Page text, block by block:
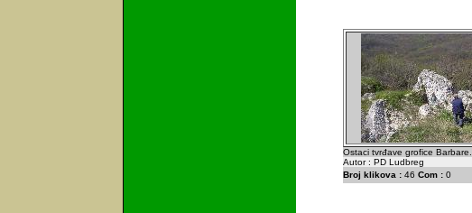
Ostaci tvrđave grofice Barbare...
Autor : PD Ludbreg
Broj klikova : 46 Com : 0